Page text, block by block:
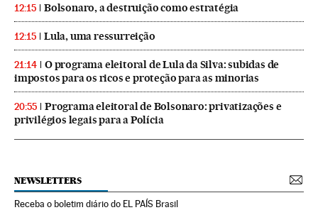
12:15 Bolsonaro, a destruição como estratégia
12:15 Lula, uma ressurreição
21:14
O programa eleitoral de Lula da Silva: subidas de
impostos para os ricos e proteção para as minorias
20:55
Programa eleitoral de Bolsonaro: privatizações e
privilégios legais para a Polícia
NEWSLETTERS
Receba o boletim diário do EL PAÍS Brasil